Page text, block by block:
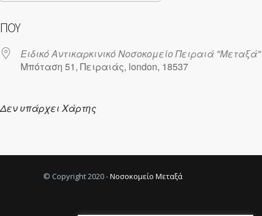
ΠΟΎ
Ειδικό Αντικαρκινικό Νοσοκομείο Πειραιά "Μεταξά"
Μπόταση 51, Πειραιάς, london, 18537
Δεν υπάρχει Χάρτης
© Copyright 2020 -Νοσοκομείο Μεταξά